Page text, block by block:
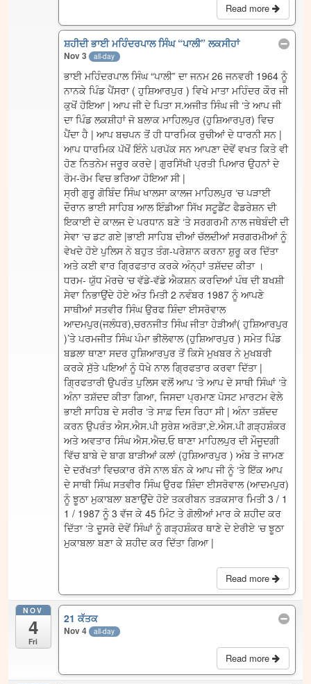
Read more
ਸ਼ਹੀਦੀ ਭਾਈ ਮਹਿੰਦਰਪਾਲ ਸਿੰਘ “ਪਾਲੀ” ਲਕਸੀਹਾਂ
Nov 3 all-day
ਭਾਈ ਮਹਿੰਦਰਪਾਲ ਸਿੰਘ “ਪਾਲੀ” ਦਾ ਜਨਮ 26 ਜਨਵਰੀ 1964 ਨੂੰ
ਨਾਨਕੇ ਪਿੰਡ ਪੈਂਸਰਾ ( ਹੁਸ਼ਿਆਰਪੁਰ ) ਵਿਖੇ ਮਾਤਾ ਮਹਿੰਦਰ ਕੌਰ ਜੀ
ਕੁਖੋਂ ਹੋਇਆ | ਆਪ ਜੀ ਦੇ ਪਿਤਾ ਸ.ਅਜੀਤ ਸਿੰਘ ਜੀ ‘ਤੇ ਆਪ ਜੀ
ਦਾ ਪਿੰਡ ਲਕਸ਼ੀਹਾਂ ਜੋ ਬਲਾਕ ਮਾਹਿਲਪੁਰ (ਹੁਸ਼ਿਆਰਪੁਰ) ਵਿਚ
ਪੈਂਦਾ ਹੈ | ਆਪ ਬਚਪਨ ਤੋਂ ਹੀ ਧਾਰਮਿਕ ਰੁਚੀਆਂ ਦੇ ਧਾਰਨੀ ਸਨ |
ਆਪ ਧਾਰਮਿਕ ਪੱਖੋਂ ਇੰਨੇ ਪਰਪੱਕ ਸਨ ਆਪਣਾ ਦੋਵੇਂ ਵਖਤ ਕਿਤੇ ਵੀ
ਹੋਣ ਨਿਤਨੇਮ ਜਰੂਰ ਕਰਦੇ | ਗੁਰਸਿੱਖੀ ਪ੍ਰਤੀ ਪਿਆਰ ਉਹਨਾਂ ਦੇ
ਰੋਮ-ਰੋਮ ਵਿਚ ਭਰਿਆ ਹੋਇਆ ਸੀ |
ਸ੍ਰੀ ਗੁਰੂ ਗੋਬਿੰਦ ਸਿੰਘ ਖਾਲਸਾ ਕਾਲਜ ਮਾਹਿਲਪੁਰ ‘ਚ ਪੜਾਈ
ਦੌਰਾਨ ਭਾਈ ਸਾਹਿਬ ਆਲ ਇੰਡੀਆ ਸਿੱਖ ਸਟੂਡੈਂਟ ਫੈਡਰੇਸ਼ਨ ਦੀ
ਇਕਾਈ ਦੇ ਕਾਲਜ ਦੇ ਪਰਧਾਨ ਬਣੇ ‘ਤੇ ਸਰਗਰਮੀ ਨਾਲ ਜਥੇਬੰਦੀ ਦੀ
ਸੇਵਾ ‘ਚ ਡਟ ਗਏ |ਭਾਈ ਸਾਹਿਬ ਦੀਆਂ ਚੱਲਦੀਆਂ ਸਰਗਰਮੀਆਂ ਨੂੰ
ਵੇਖਦੇ ਹੋਏ ਪੁਲਿਸ ਨੇ ਬਹੁਤ ਤੰਗ-ਪਰੇਸ਼ਾਨ ਕਰਨਾ ਸ਼ੁਰੂ ਕਰ ਦਿੱਤਾ
ਅਤੇ ਕਈ ਵਾਰ ਗ੍ਰਿਫਤਾਰ ਕਰਕੇ ਅੰਨ੍ਹਾਂ ਤਸ਼ੱਦਦ ਕੀਤਾ ।
ਧਰਮ- ਯੁੱਧ ਮੋਰਚੇ ‘ਚ ਵੱਡੇ-ਵੱਡੇ ਐਕਸ਼ਨ ਕਰਦਿਆਂ ਪੰਥ ਦੀ ਬਖਸ਼ੀ
ਸੇਵਾ ਨਿਭਾਉਂਦੇ ਹੋਏ ਅੰਤ ਮਿਤੀ 2 ਨਵੰਬਰ 1987 ਨੂੰ ਆਪਣੇ
ਸਾਥੀਆਂ ਸਤਵੀਰ ਸਿੰਘ ਉਰਫ ਸ਼ਿੰਦਾ ਈਸਰੋਵਾਲ
ਆਦਮਪੁਰ(ਜਲੰਧਰ),ਚਰਨਜੀਤ ਸਿੰਘ ਜੀਤਾ ਹੇੜੀਆਂ( ਹੁਸ਼ਿਆਰਪੁਰ
)’ਤੇ ਪਰਮਜੀਤ ਸਿੰਘ ਪੰਮਾ ਭੀਲੋਵਾਲ (ਹੁਸ਼ਿਆਰਪੁਰ ) ਸਮੇਤ ਪਿੰਡ
ਬਡਲਾ ਥਾਣਾ ਸਦਰ ਹੁਸ਼ਿਆਰਪੁਰ ਤੋਂ ਕਿਸੇ ਮੁਖਬਰ ਨੇ ਮੁਖਬਰੀ
ਕਰਕੇ ਸੁੱਤੇ ਪਇਆਂ ਨੂੰ ਧੋਖੇ ਨਾਲ ਗ੍ਰਿਫਤਾਰ ਕਰਵਾ ਦਿੱਤਾ |
ਗ੍ਰਿਫਤਾਰੀ ਉਪਰੰਤ ਪੁਲਿਸ ਵਲੋਂ ਆਪ ‘ਤੇ ਆਪ ਦੇ ਸਾਥੀ ਸਿੰਘਾਂ ‘ਤੇ
ਅੰਨਾ ਤਸ਼ੱਦਦ ਕੀਤਾ ਗਿਆ, ਜਿਸਦਾ ਪ੍ਰਮਾਣ ਪੋਸਟ ਮਾਰਟਮ ਵੇਲੇ
ਭਾਈ ਸਾਹਿਬ ਦੇ ਸਰੀਰ ‘ਤੇ ਸਾਫ਼ ਦਿਸ ਰਿਹਾ ਸੀ | ਅੰਨਾ ਤਸ਼ੱਦਦ
ਕਰਨ ਉਪਰੰਤ ਐਸ.ਐਸ.ਪੀ ਸੁਰੇਸ਼ ਅਰੋੜਾ,ਏ.ਐਸ.ਪੀ ਗੜ੍ਹਸ਼ੰਕਰ
ਅਤੇ ਅਵਤਾਰ ਸਿੰਘ ਐਸ.ਐਚ.ਓ ਥਾਣਾ ਮਾਹਿਲਪੁਰ ਦੀ ਮੌਜੂਦਗੀ
ਵਿੱਚ ਬਾਬੇ ਦੇ ਬਾਗ ਬਾੜੀਆਂ ਕਲਾਂ (ਹੁਸ਼ਿਆਰਪੁਰ ) ਅੰਬ ਤੇ ਜਾਮਣ
ਦੇ ਦਰੱਖਤਾਂ ਵਿਚਕਾਰ ਰੱਸੇ ਨਾਲ ਬੰਨ ਕੇ ਆਪ ਜੀ ਨੂੰ ‘ਤੇ ਇੱਕ ਆਪ
ਦੇ ਸਾਥੀ ਸਿੰਘ ਸਤਵੀਰ ਸਿੰਘ ਉਰਫ ਸ਼ਿੰਦਾ ਈਸਰੋਵਾਲ (ਆਦਮਪੁਰ)
ਨੂੰ ਝੂਠਾ ਮੁਕਾਬਲਾ ਬਣਾਉਂਦੇ ਹੋਏ ਤਕਰੀਬਨ ਤੜਕਸਾਰ ਮਿਤੀ 3 / 1
1 / 1987 ਨੂੰ 3 ਵੱਜ ਕੇ 45 ਮਿੰਟ ਤੇ ਗੋਲੀਆਂ ਮਾਰ ਕੇ ਸ਼ਹੀਦ ਕਰ
ਦਿੱਤਾ ‘ਤੇ ਦੂਸਰੇ ਦੋਵੇਂ ਸਿੰਘਾਂ ਨੂੰ ਗੜ੍ਹਸ਼ੰਕਰ ਥਾਣੇ ਦੇ ਏਰੀਏ ‘ਚ ਝੂਠਾ
ਮੁਕਾਬਲਾ ਬਣਾ ਕੇ ਸ਼ਹੀਦ ਕਰ ਦਿੱਤਾ ਗਿਆ |
Read more
NOV
4
Fri
21 ਕੱਤਕ
Nov 4 all-day
Read more